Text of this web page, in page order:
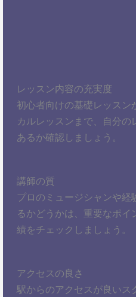
レッスン内容の充実度
初心者向けの基礎レッスン
カルレッスンまで、自分
あるか確認しましょう。
講師の質
プロのミュージシャンや経
るかどうかは、重要なポ
績をチェックしましょう。
アクセスの良さ
駅からのアクセスが良いス